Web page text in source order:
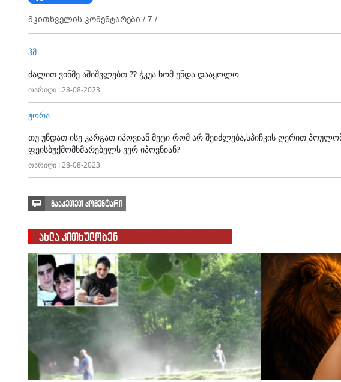
მკითხველის კომენტარები / 7 /
ჰმ
ძალით ვინმე აშიშვლებთ ?? ჭკუა ხომ უნდა დააყოლო
თარიღი : 28-08-2023
ჟორა
თუ უნდათ ისე კარგათ იპოვიან მეტი რომ არ შეიძლება,სპიჩკის ღერით
ფეისბუქმომხმარებელს ვერ იპოვნიან?
თარიღი : 28-08-2023
გააკეთეთ კომენტარი
ახლა კითხულობენ